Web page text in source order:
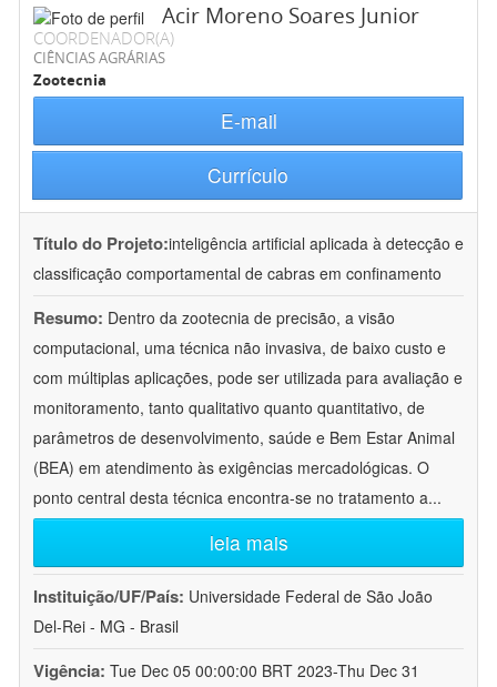
Acir Moreno Soares Junior
COORDENADOR(A)
CIÊNCIAS AGRÁRIAS
Zootecnia
E-mail
Currículo
Título do Projeto:inteligência artificial aplicada à detecção e
classificação comportamental de cabras em confinamento
Resumo: Dentro da zootecnia de precisão, a visão
computacional, uma técnica não invasiva, de baixo custo e
com múltiplas aplicações, pode ser utilizada para avaliação e
monitoramento, tanto qualitativo quanto quantitativo, de
parâmetros de desenvolvimento, saúde e Bem Estar Animal
(BEA) em atendimento às exigências mercadológicas. O
ponto central desta técnica encontra-se no tratamento a...
leia mais
Instituição/UF/País: Universidade Federal de São João
Del-Rei - MG - Brasil
Vigência: Tue Dec 05 00:00:00 BRT 2023-Thu Dec 31